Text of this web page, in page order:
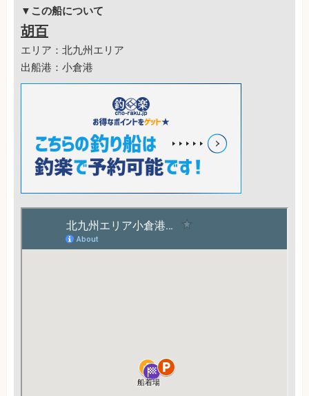
▼この船について
胡百
エリア：北九州エリア
出船港：小倉港